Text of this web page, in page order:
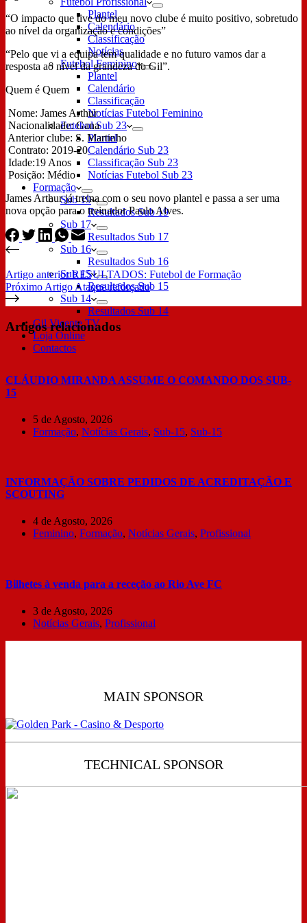
Plantel
Calendário
Classificação
Notícias
Futebol Feminino
Plantel
Calendário
Classificação
Notícias Futebol Feminino
Futebol Sub 23
Plantel
Calendário Sub 23
Classificação Sub 23
Notícias Futebol Sub 23
Formação
Sub 19
Resultados Sub 19
Sub 17
Resultados Sub 17
Sub 16
Resultados Sub 16
Sub 15
Resultados Sub 15
Sub 14
Resultados Sub 14
Gil Vicente TV
Loja Online
Contactos
“O impacto que tive do meu novo clube é muito positivo, sobretudo
ao nível da organização e condições”
“Pelo que vi a equipa tem qualidade e no futuro vamos dar a
resposta ao nível da grandeza do Gil”.
Quem é Quem
Nome: James Arthur
Nacionalidade: Gana
Anterior clube: S. Martinho
Contrato: 2019-20
Idade:19 Anos
Posição: Médio
James Arthur já treina com o seu novo plantel e passa a ser uma
nova opção para o treinador Paulo Alves.
Artigo anteriorRESULTADOS: Futebol de Formação
Próximo Artigo Ataque reforçado
Artigos relacionados
CLÁUDIO MIRANDA ASSUME O COMANDO DOS SUB-
15
5 de Agosto, 2026
Formação, Notícias Gerais, Sub-15, Sub-15
INFORMAÇÃO SOBRE PEDIDOS DE ACREDITAÇÃO E
SCOUTING
4 de Agosto, 2026
Feminino, Formação, Notícias Gerais, Profissional
Bilhetes à venda para a receção ao Rio Ave FC
3 de Agosto, 2026
Notícias Gerais, Profissional
MAIN SPONSOR
TECHNICAL SPONSOR